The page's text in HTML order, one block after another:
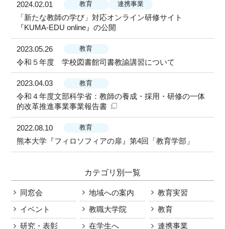
2024.02.01 教育 連携事業
「新たな教師の学び」対応オンライン研修サイト
『KUMA-EDU online』の公開
2023.05.26 教育
令和５年度 学校図書館司書教諭講習について
2023.04.03 教育
令和４年度文部科学省：教師の養成・採用・研修の一体
的改革推進事業事業報告書
2022.08.10 教育
熊本大学『フィロソフィアの扉』第4回「教育学部」
カテゴリ別一覧
同窓会 地域への案内 教育実習
イベント 教職大学院 教育
研究・表彰 在学生へ 連携事業